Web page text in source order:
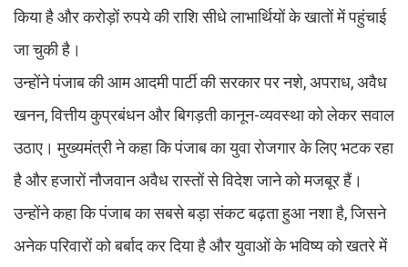
किया है और करोड़ों रुपये की राशि सीधे लाभार्थियों के खातों में पहुंचाई
जा चुकी है।
उन्होंने पंजाब की आम आदमी पार्टी की सरकार पर नशे, अपराध, अवैध
खनन, वित्तीय कुप्रबंधन और बिगड़ती कानून-व्यवस्था को लेकर सवाल
उठाए। मुख्यमंत्री ने कहा कि पंजाब का युवा रोजगार के लिए भटक रहा
है और हजारों नौजवान अवैध रास्तों से विदेश जाने को मजबूर हैं।
उन्होंने कहा कि पंजाब का सबसे बड़ा संकट बढ़ता हुआ नशा है, जिसने
अनेक परिवारों को बर्बाद कर दिया है और युवाओं के भविष्य को खतरे में